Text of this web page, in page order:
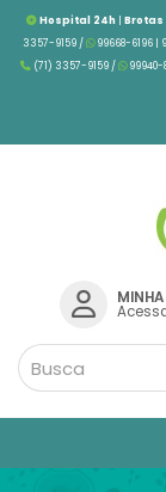
Hospital 24h| Brotas
3357-9159 /
99668-6196 |
(71) 3357-9159 /
99940-